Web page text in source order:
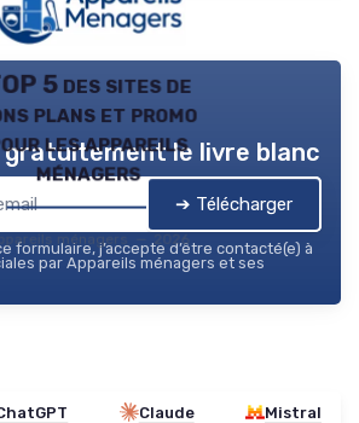
5 des sites de
plans et promo
les appareils
ménagers
ménagers — 2026
gratuitement le livre blanc
➔ Télécharger
formulaire, j’accepte d’être contacté(e) à
par Appareils ménagers et ses
Claude Mistral